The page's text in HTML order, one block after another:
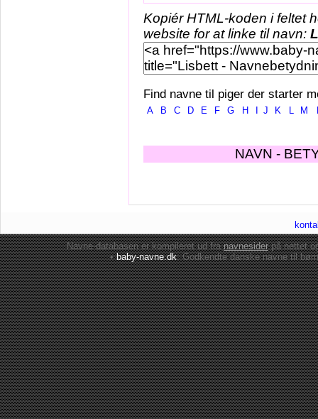
Kopiér HTML-koden i feltet
website for at linke til navn:
Find navne til piger der starter
A B C D E F G H J K L M
NAVN -
Navne-databasen er kompileret ud franavnesiderpå nettet
•baby-navne.dk: Godkendte danskenavne til børn